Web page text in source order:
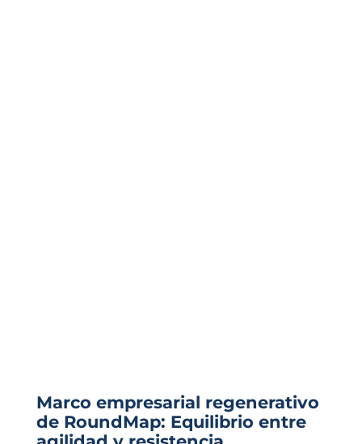
Marco empresarial regenerativo
de RoundMap: Equilibrio entre